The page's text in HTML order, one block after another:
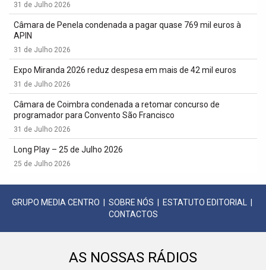
31 de Julho 2026
Câmara de Penela condenada a pagar quase 769 mil euros à
APIN
31 de Julho 2026
Expo Miranda 2026 reduz despesa em mais de 42 mil euros
31 de Julho 2026
Câmara de Coimbra condenada a retomar concurso de
programador para Convento São Francisco
31 de Julho 2026
Long Play – 25 de Julho 2026
25 de Julho 2026
GRUPO MEDIA CENTRO SOBRE NÓS ESTATUTO EDITORIAL
CONTACTOS
AS NOSSAS RÁDIOS